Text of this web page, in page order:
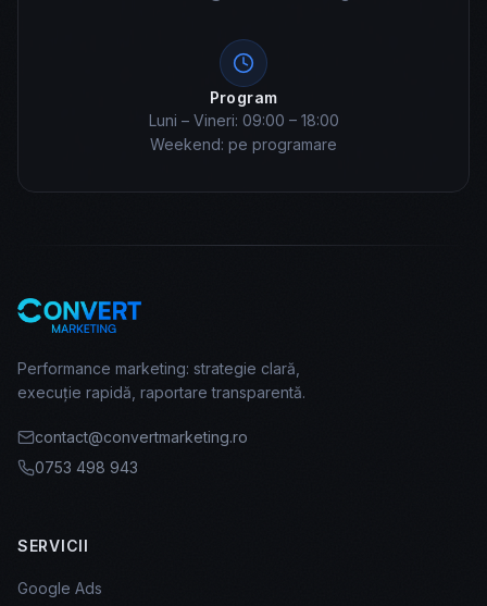
Program
Luni – Vineri: 09:00 – 18:00
Weekend: pe programare
Performance marketing: strategie clară,
execuție rapidă, raportare transparentă.
contact@convertmarketing.ro
0753 498 943
SERVICII
Google Ads